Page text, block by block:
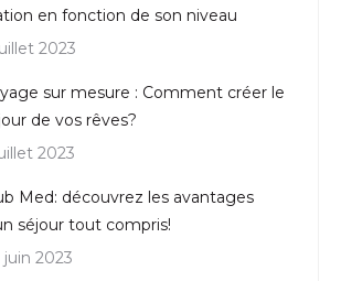
en fonction de son niveau
2023
sur mesure : Comment créer le
de vos rêves?
2023
Med: découvrez les avantages
séjour tout compris!
juin 2023